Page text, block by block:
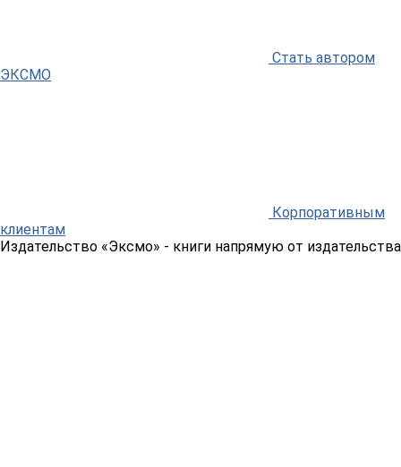
Стать автором
ЭКСМО
Корпоративным
клиентам
Издательство «Эксмо» - книги напрямую от издательства